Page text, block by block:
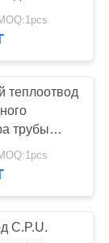
теплоотвод
трубы
C.P.U.